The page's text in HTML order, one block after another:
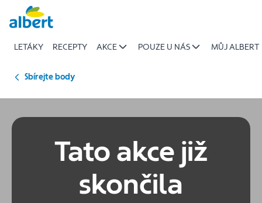
Přeskočit
Sbírejte
body
čisticí
Kärcher
LETÁKY RECEPTY AKCE POUZE U NÁS MŮJ ALBERT
Sbírejte body
Tato akce již
skončila